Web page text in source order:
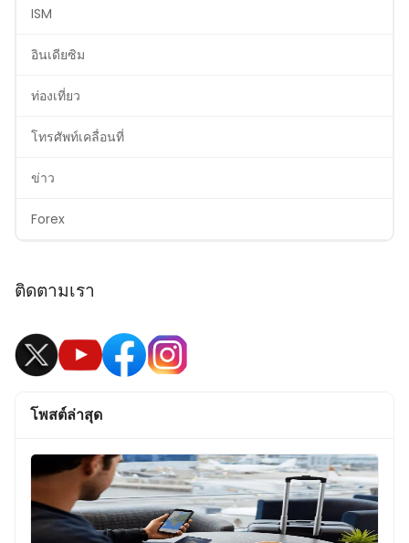
ISM
อินเดียซิม
ท่องเที่ยว
โทรศัพท์เคลื่อนที่
ข่าว
Forex
ติดตามเรา
โพสต์ล่าสุด